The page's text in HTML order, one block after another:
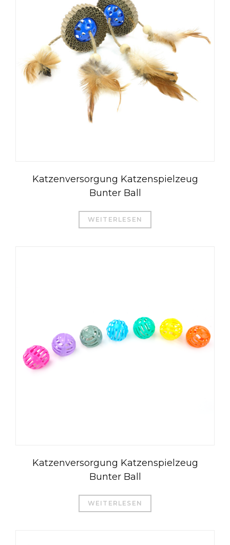
Katzenversorgung Katzenspielzeug
Bunter Ball
WEITERLESEN
Katzenversorgung Katzenspielzeug
Bunter Ball
WEITERLESEN